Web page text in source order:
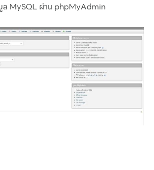
ล MySQL ผ่าน phpMyAdmin